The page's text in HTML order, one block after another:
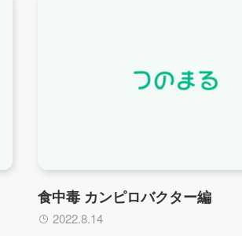
食中毒 カンピロバクター編
2022.8.14